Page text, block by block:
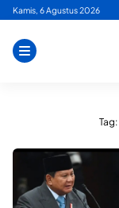
Skip
content
Kamis, 6 Agustus 2026
Tag: